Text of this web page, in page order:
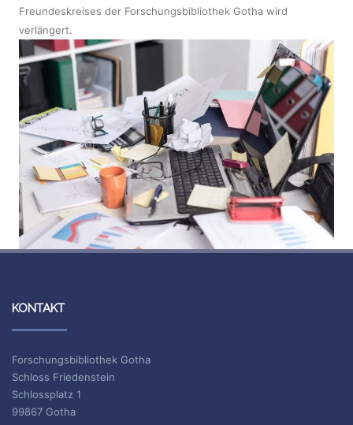
Freundeskreises der Forschungsbibliothek Gotha wird
verlängert.
KONTAKT
Forschungsbibliothek Gotha
Schloss Friedenstein
Schlossplatz 1
99867 Gotha